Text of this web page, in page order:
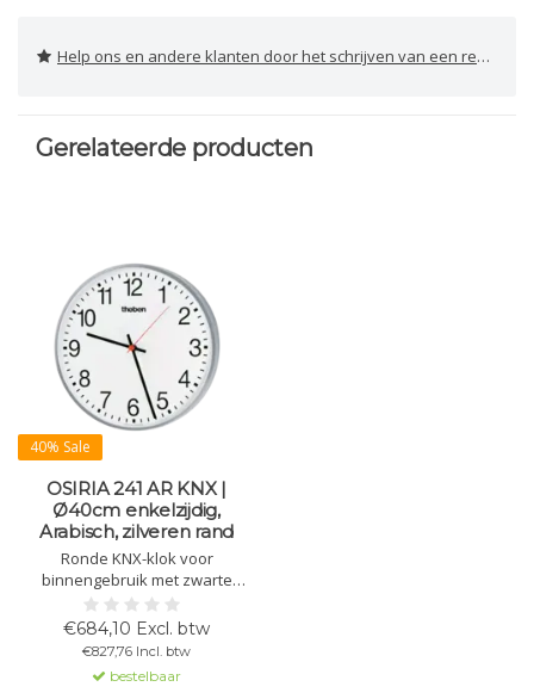
Help ons en andere klanten door het schrijven van een review
Gerelateerde producten
40% Sale
OSIRIA 241 AR KNX |
Ø40cm enkelzijdig,
Arabisch, zilveren rand
Ronde KNX-klok voor
binnengebruik met zwarte
wijzers, rode secondewijzer,
witte wijzerplaat met Arabische
cijfers, zilverkleurige metalen
behuizing en gewelfd plexiglas.
Ø 400 mm. Gangreserve 10
€684,10 Excl. btw
€827,76 Incl. btw
bestelbaar